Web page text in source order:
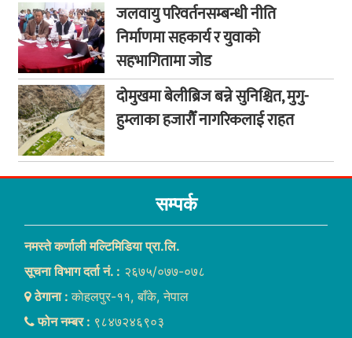
जलवायु परिवर्तनसम्बन्धी नीति
निर्माणमा सहकार्य र युवाको
सहभागितामा जोड
दोमुखमा बेलीब्रिज बन्ने सुनिश्चित, मुगु-
हुम्लाका हजारौँ नागरिकलाई राहत
सम्पर्क
नमस्ते कर्णाली मल्टिमिडिया प्रा.लि.
सूचना विभाग दर्ता नं. : २६७५/०७७-०७८
ठेगाना :काेहलपुर-११, बाँके, नेपाल
फोन नम्बर : ९८४७२४६९०३